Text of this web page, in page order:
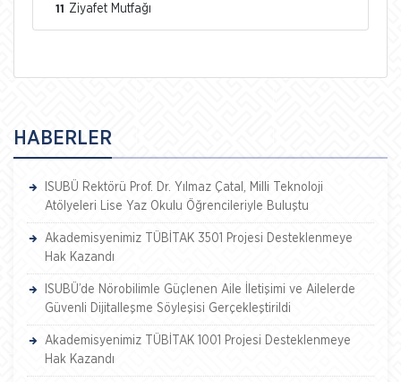
11 Ziyafet Mutfağı
HABERLER
ISUBÜ Rektörü Prof. Dr. Yılmaz Çatal, Milli Teknoloji
Atölyeleri Lise Yaz Okulu Öğrencileriyle Buluştu
Akademisyenimiz TÜBİTAK 3501 Projesi Desteklenmeye
Hak Kazandı
ISUBÜ’de Nörobilimle Güçlenen Aile İletişimi ve Ailelerde
Güvenli Dijitalleşme Söyleşisi Gerçekleştirildi
Akademisyenimiz TÜBİTAK 1001 Projesi Desteklenmeye
Hak Kazandı